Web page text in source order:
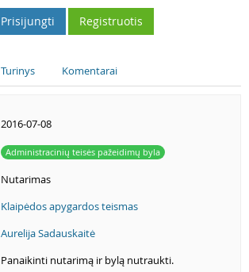
Prisijungti Registruotis
Turinys Komentarai
2016-07-08
Administracinių teisės pažeidimų byla
Nutarimas
Klaipėdos apygardos teismas
Aurelija Sadauskaitė
Panaikinti nutarimą ir bylą nutraukti.